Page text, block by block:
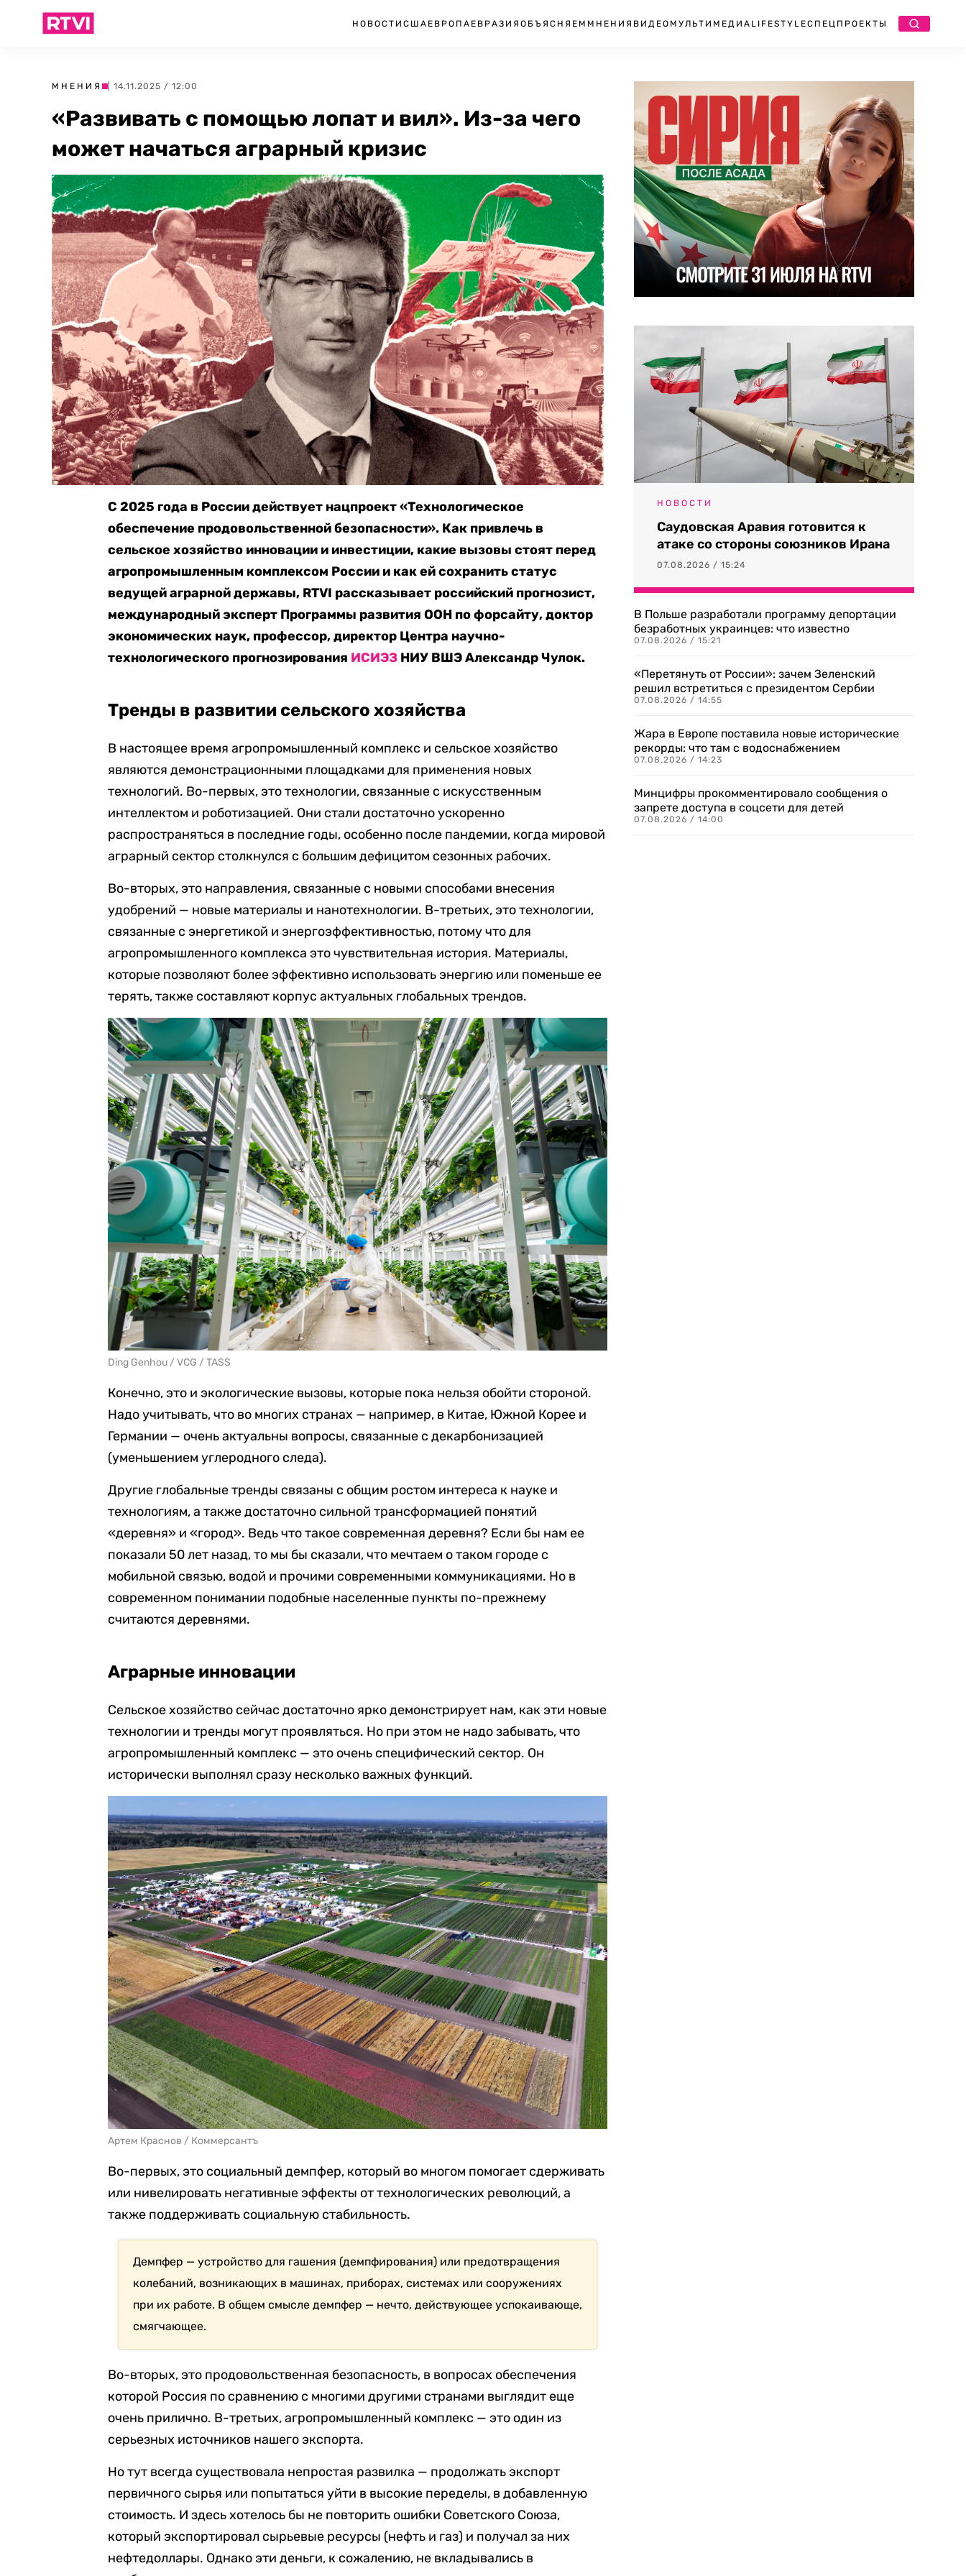
НОВОСТИ США ЕВРОПА ЕВРАЗИЯ ОБЪЯСНЯЕМ МНЕНИЯ ВИДЕО МУЛЬТИМЕДИА LIFESTYLEСПЕЦПРОЕКТЫ
МНЕНИЯ | 14.11.2025 / 12:00
«Развивать с помощью лопат и вил». Из-за чего
может начаться аграрный кризис
С 2025 года в России действует нацпроект «Технологическое
обеспечение продовольственной безопасности». Как привлечь в
сельское хозяйство инновации и инвестиции, какие вызовы стоят перед
агропромышленным комплексом России и как ей сохранить статус
ведущей аграрной державы, RTVI рассказывает российский прогнозист,
международный эксперт Программы развития ООН по форсайту, доктор
экономических наук, профессор, директор Центра научно-
технологического прогнозирования ИСИЭЗ НИУ ВШЭ Александр Чулок.
Тренды в развитии сельского хозяйства
В настоящее время агропромышленный комплекс и сельское хозяйство
являются демонстрационными площадками для применения новых
технологий. Во-первых, это технологии, связанные с искусственным
интеллектом и роботизацией. Они стали достаточно ускоренно
распространяться в последние годы, особенно после пандемии, когда мировой
аграрный сектор столкнулся с большим дефицитом сезонных рабочих.
Во-вторых, это направления, связанные с новыми способами внесения
удобрений — новые материалы и нанотехнологии. В-третьих, это технологии,
связанные с энергетикой и энергоэффективностью, потому что для
агропромышленного комплекса это чувствительная история. Материалы,
которые позволяют более эффективно использовать энергию или поменьше ее
терять, также составляют корпус актуальных глобальных трендов.
Ding Genhou / VCG / TASS
Конечно, это и экологические вызовы, которые пока нельзя обойти стороной.
Надо учитывать, что во многих странах — например, в Китае, Южной Корее и
Германии — очень актуальны вопросы, связанные с декарбонизацией
(уменьшением углеродного следа).
Другие глобальные тренды связаны с общим ростом интереса к науке и
технологиям, а также достаточно сильной трансформацией понятий
«деревня» и «город». Ведь что такое современная деревня? Если бы нам ее
показали 50 лет назад, то мы бы сказали, что мечтаем о таком городе с
мобильной связью, водой и прочими современными коммуникациями. Но в
современном понимании подобные населенные пункты по-прежнему
считаются деревнями.
Аграрные инновации
Сельское хозяйство сейчас достаточно ярко демонстрирует нам, как эти новые
технологии и тренды могут проявляться. Но при этом не надо забывать, что
агропромышленный комплекс — это очень специфический сектор. Он
исторически выполнял сразу несколько важных функций.
Артем Краснов / Коммерсантъ
Во-первых, это социальный демпфер, который во многом помогает сдерживать
или нивелировать негативные эффекты от технологических революций, а
также поддерживать социальную стабильность.
Демпфер — устройство для гашения (демпфирования) или предотвращения
колебаний, возникающих в машинах, приборах, системах или сооружениях
при их работе. В общем смысле демпфер — нечто, действующее успокаивающе,
смягчающее.
Во-вторых, это продовольственная безопасность, в вопросах обеспечения
которой Россия по сравнению с многими другими странами выглядит еще
очень прилично. В-третьих, агропромышленный комплекс — это один из
серьезных источников нашего экспорта.
Но тут всегда существовала непростая развилка — продолжать экспорт
первичного сырья или попытаться уйти в высокие переделы, в добавленную
стоимость. И здесь хотелось бы не повторить ошибки Советского Союза,
который экспортировал сырьевые ресурсы (нефть и газ) и получал за них
нефтедоллары. Однако эти деньги, к сожалению, не вкладывались в
НОВОСТИ
Саудовская Аравия готовится к
атаке со стороны союзников Ирана
07.08.2026 / 15:24
В Польше разработали программу депортации
безработных украинцев: что известно
07.08.2026 / 15:21
«Перетянуть от России»: зачем Зеленский
решил встретиться с президентом Сербии
07.08.2026 / 14:55
Жара в Европе поставила новые исторические
рекорды: что там с водоснабжением
07.08.2026 / 14:23
Минцифры прокомментировало сообщения о
запрете доступа в соцсети для детей
07.08.2026 / 14:00